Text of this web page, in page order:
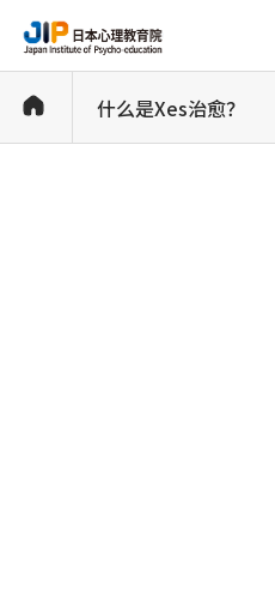
什么是Xes治愈？